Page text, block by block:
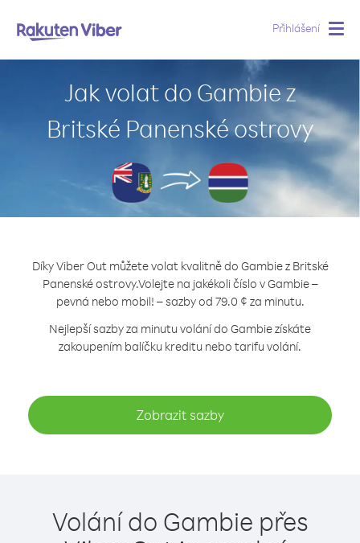
Přihlášení
Jak volat do Gambie z
Britské Panenské ostrovy
Díky Viber Out můžete volat kvalitně do Gambie z Britské
Panenské ostrovy.Volejte na jakékoli číslo v Gambie –
pevná nebo mobil! – sazby od 79.0 ¢ za minutu.
Nejlepší sazby za minutu volání do Gambie získáte
zakoupením balíčku kreditu nebo tarifu volání.
Zobrazit sazby
Volání do Gambie přes